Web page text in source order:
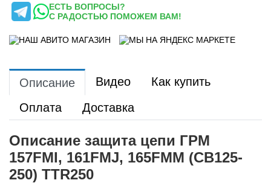
ЕСТЬ ВОПРОСЫ?
С РАДОСТЬЮ ПОМОЖЕМ ВАМ!
Описание Видео
Как купить
Оплата
Доставка
Описание защита цепи ГРМ
157FMI, 161FMJ, 165FMM (CB125-
250) TTR250